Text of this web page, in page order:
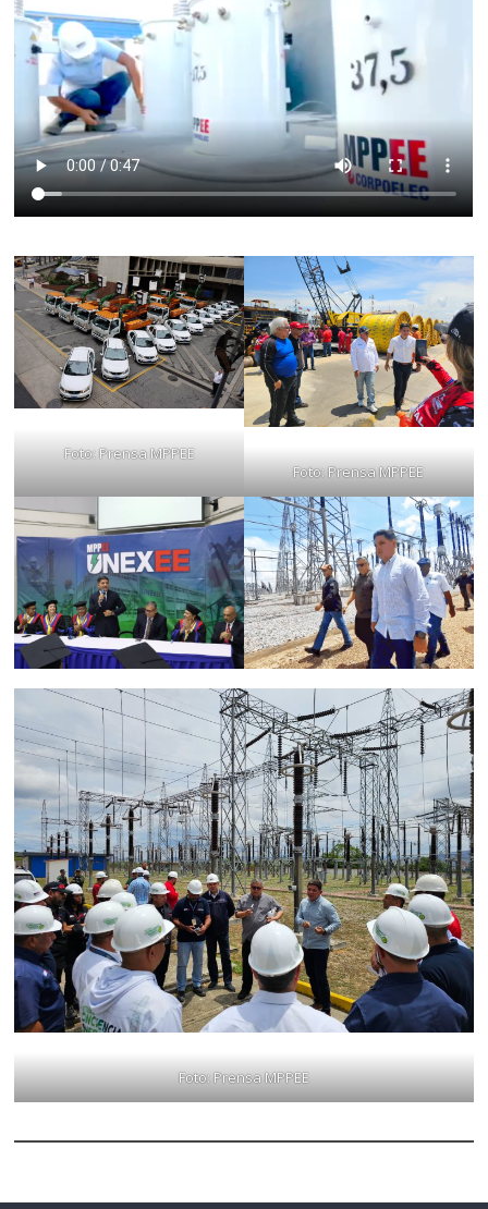
Foto: Prensa MPPEE
Foto: Prensa MPPEE
Foto: Prensa MPPEE